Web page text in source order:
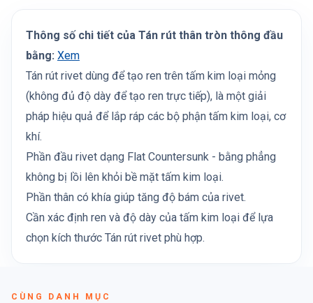
Thông số chi tiết của Tán rút thân tròn thông đầu
bằng: Xem
Tán rút rivet dùng để tạo ren trên tấm kim loại mỏng
(không đủ độ dày để tạo ren trực tiếp), là một giải
pháp hiệu quả để lắp ráp các bộ phận tấm kim loại, cơ
khí.
Phần đầu rivet dạng Flat Countersunk - bằng phẳng
không bị lồi lên khỏi bề mặt tấm kim loại.
Phần thân có khía giúp tăng độ bám của rivet.
Cần xác định ren và độ dày của tấm kim loại để lựa
chọn kích thước Tán rút rivet phù hợp.
CÙNG DANH MỤC